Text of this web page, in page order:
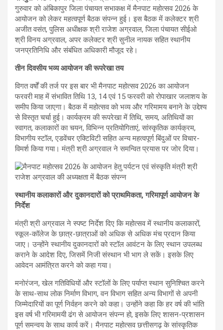
गुरुवार को अंबिकापुर जिला पंचायत सभाकक्ष में मैनपाट महोत्सव 2026 के
आयोजन को लेकर महत्वपूर्ण बैठक संपन्न हुई। इस बैठक में कलेक्टर श्री
अजीत वसंत, पुलिस अधीक्षक श्री राजेश अग्रवाल, जिला पंचायत सीईओ
श्री विनय अग्रवाल, अपर कलेक्टर श्री सुनील नायक सहित स्थानीय
जनप्रतिनिधि और संबंधित अधिकारी मौजूद रहे।
तीन दिवसीय भव्य आयोजन की रूपरेखा तय
विगत वर्षों की तर्ज पर इस बार भी मैनपाट महोत्सव 2026 का आयोजन
फरवरी माह में संभावित तिथि 13, 14 एवं 15 फरवरी को रोपाखार जलाशय के
समीप किया जाएगा। बैठक में महोत्सव को भव्य और गरिमामय बनाने के उद्देश्य
से विस्तृत चर्चा हुई। कार्यक्रम की रूपरेखा में तिथि, समय, अतिथियों का
स्वागत, कलाकारों का चयन, विभिन्न प्रतियोगिताएं, सांस्कृतिक कार्यक्रम,
विभागीय स्टॉल, एडवेंचर एक्टिविटी सहित अन्य महत्वपूर्ण बिंदुओं पर विचार-
विमर्श किया गया। मंत्री श्री अग्रवाल ने समन्वित प्रयास पर जोर दिया।
स्थानीय कलाकारों और दुकानदारों को प्राथमिकता, गरिमापूर्ण आयोजन के
निर्देश
मंत्री श्री अग्रवाल ने स्पष्ट निर्देश दिए कि महोत्सव में स्थानीय कलाकारों,
स्कूल-कॉलेज के छात्र-छात्राओं को अधिक से अधिक मंच प्रदान किया
जाए। उन्होंने स्थानीय दुकानदारों को स्टॉल आवंटन के लिए स्थान उपलब्ध
कराने के आदेश दिए, जिसमें निजी संस्थान भी भाग ले सकें। इसके लिए
आवेदन आमंत्रित करने को कहा गया।
मनोरंजन, खेल गतिविधियों और स्टॉलों के लिए पर्याप्त स्थान सुनिश्चित करने
के साथ-साथ लोक निर्माण विभाग, वन विभाग सहित अन्य विभागों से अपनी
जिम्मेदारियों का पूर्ण निर्वहन करने को कहा। उन्होंने कहा कि हर वर्ष की भांति
इस वर्ष भी गरिमामयी ढंग से आयोजन संपन्न हो, इसके लिए शासन-प्रशासन
पूर्ण समन्वय के साथ कार्य करें। मैनपाट महोत्सव छत्तीसगढ़ के सांस्कृतिक